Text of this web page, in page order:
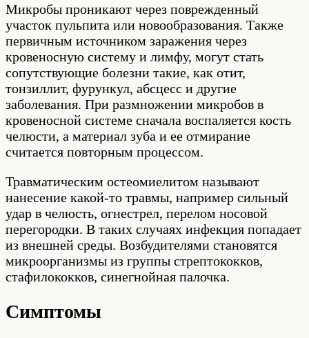
Микробы проникают через поврежденный
участок пульпита или новообразования. Также
первичным источником заражения через
кровеносную систему и лимфу, могут стать
сопутствующие болезни такие, как отит,
тонзиллит, фурункул, абсцесс и другие
заболевания. При размножении микробов в
кровеносной системе сначала воспаляется кость
челюсти, а материал зуба и ее отмирание
считается повторным процессом.
Травматическим остеомиелитом называют
нанесение какой-то травмы, например сильный
удар в челюсть, огнестрел, перелом носовой
перегородки. В таких случаях инфекция попадает
из внешней среды. Возбудителями становятся
микроорганизмы из группы стрептококков,
стафилококков, синегнойная палочка.
Симптомы